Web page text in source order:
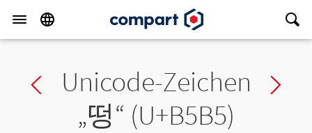
Previous char
Unicode-Zeichen
„떵“ (U+B5B5)